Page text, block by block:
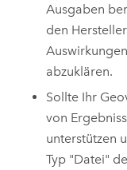
Ausgaben
den
abzuklären.
Sollte Ihr
von
unterstützen
Typ "Datei"